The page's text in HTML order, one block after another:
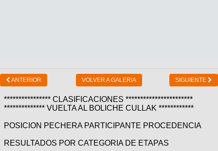
ANTERIOR VOLVER A GALERIA SIGUIENTE
**************** CLASIFICACIONES ***********************
************** VUELTA AL BOLICHE CULLAK ************
POSICION PECHERA PARTICIPANTE PROCEDENCIA
RESULTADOS POR CATEGORIA DE ETAPAS